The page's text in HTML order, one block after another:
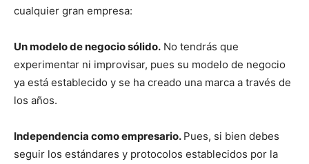
cualquier gran empresa:
Un modelo de negocio sólido. No tendrás que
experimentar ni improvisar, pues su modelo de negocio
ya está establecido y se ha creado una marca a través de
los años.
Independencia como empresario. Pues, si bien debes
seguir los estándares y protocolos establecidos por la